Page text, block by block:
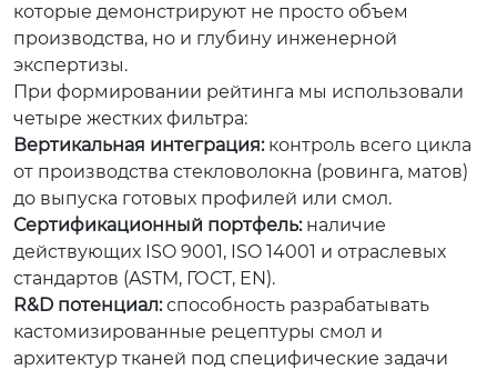
которые демонстрируют не просто объем
производства, но и глубину инженерной
экспертизы.
При формировании рейтинга мы использовали
четыре жестких фильтра:
Вертикальная интеграция:контроль всего цикла
от производства стекловолокна (ровинга, матов)
до выпуска готовых профилей или смол.
Сертификационный портфель:наличие
действующих ISO 9001, ISO 14001 и отраслевых
стандартов (ASTM, ГОСТ, EN).
R&D потенциал:способность разрабатывать
кастомизированные рецептуры смол и
архитектур тканей под специфические задачи